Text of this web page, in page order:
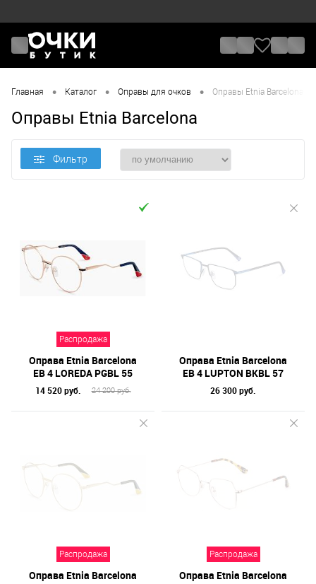
Главная • Каталог • Оправы для очков • Оправы Etnia Barcelona
Оправы Etnia Barcelona
Цена
Назначение / Пол
Отметки
Форма оправы
Тип оправы
Цвет линз
Материал оправы
Фильтр
Распродажа
Оправа Etnia Barcelona
EB 4 LOREDA PGBL 55
14 520 руб. 24 200 руб.
Оправа Etnia Barcelona
EB 4 LUPTON BKBL 57
26 300 руб.
Распродажа
Оправа Etnia Barcelona
Распродажа
Оправа Etnia Barcelona